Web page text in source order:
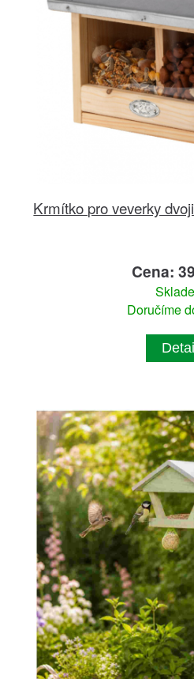
Krmítko pro veverky
Cena:
Doručíme
Detail